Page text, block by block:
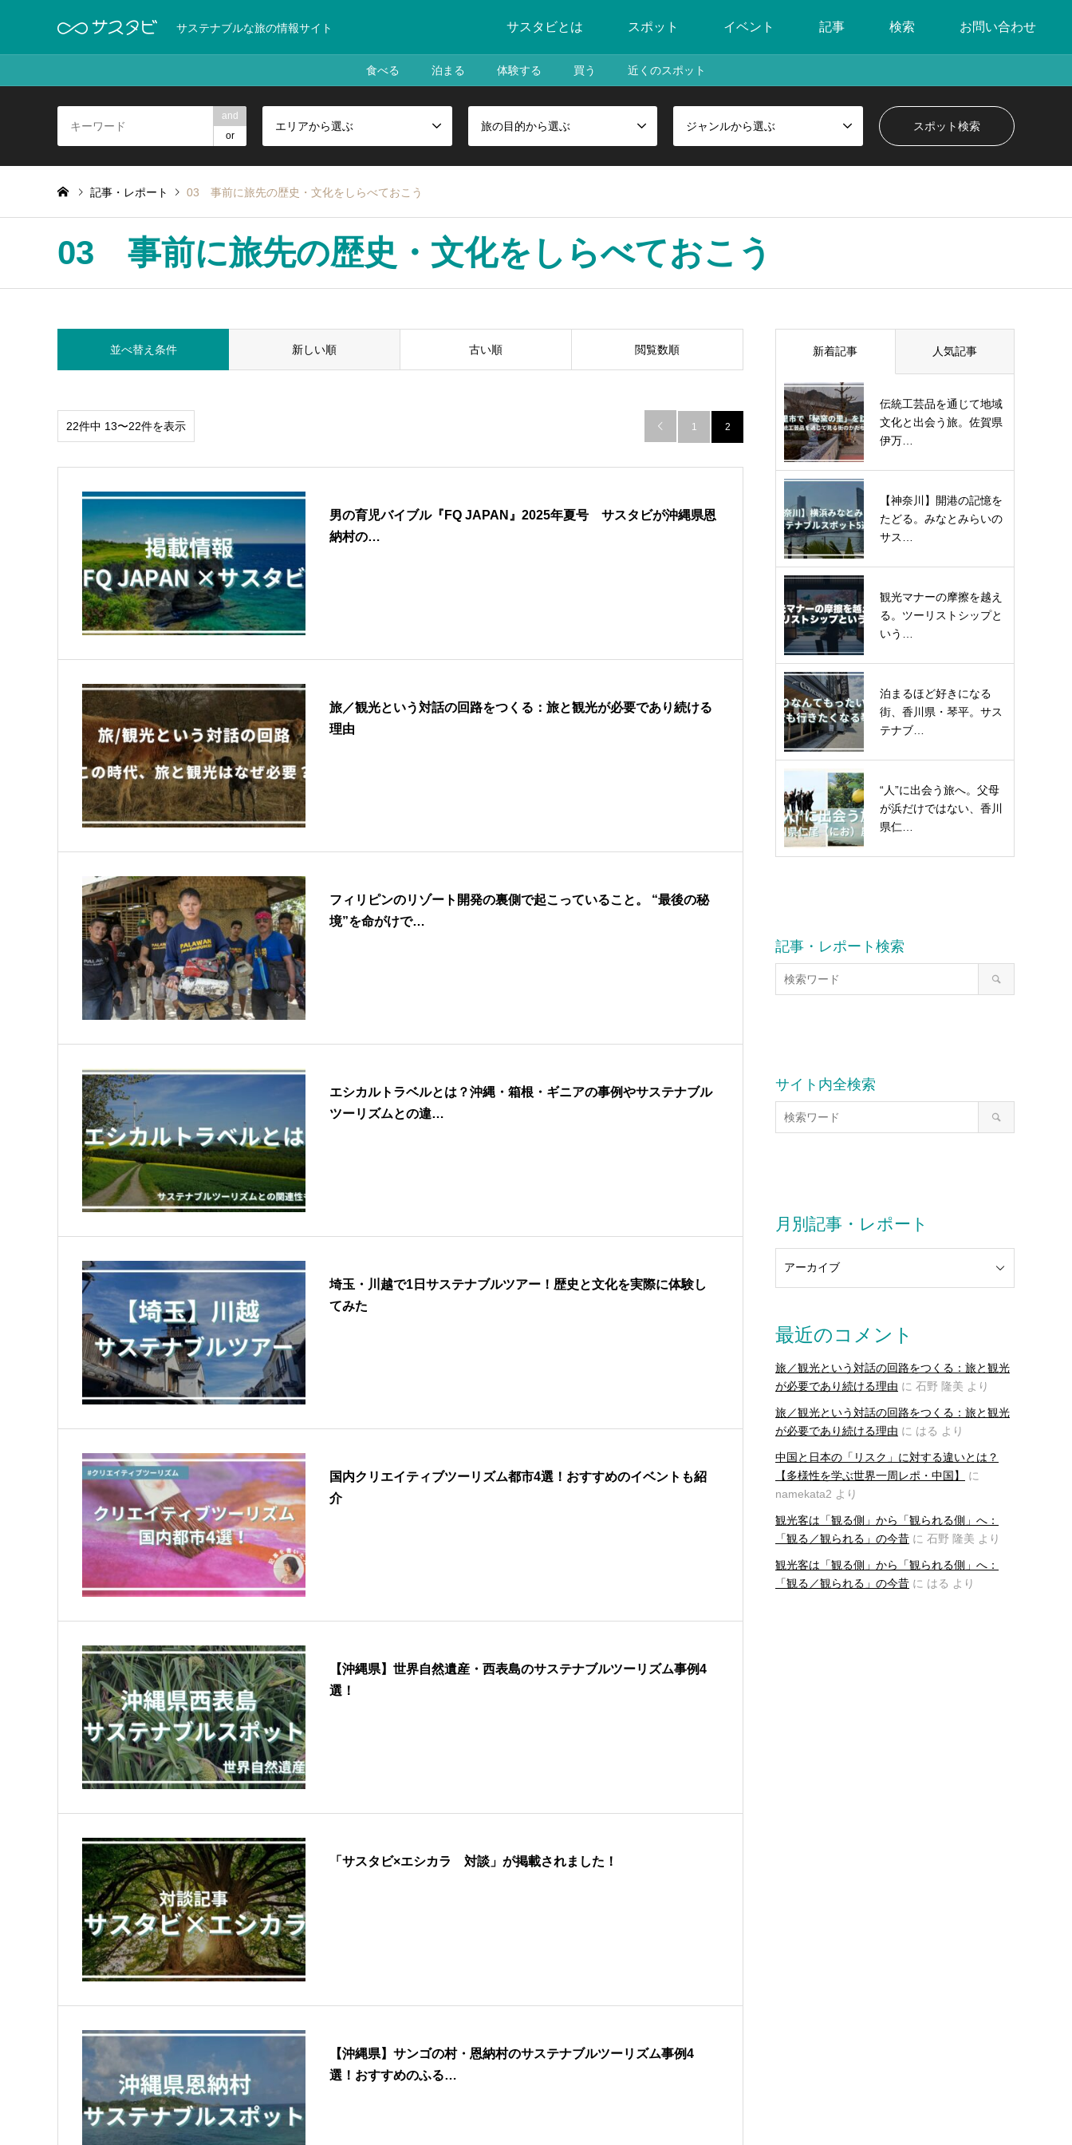
サステナブルな旅の情報サイト サスタビとは スポット イベント 記事 検索 お問い合わせ
食べる 泊まる 体験する 買う 近くのスポット
and
or
エリアから選ぶ 旅の目的から選ぶ ジャンルから選ぶ
記事・レポート 03 事前に旅先の歴史・文化をしらべておこう
03 事前に旅先の歴史・文化をしらべておこう
並べ替え条件 新しい順 古い順 閲覧数順
22件中 13〜22件を表示  1 2
男の育児バイブル『FQ JAPAN』2025年夏号 サスタビが沖縄県恩
納村の…
旅／観光という対話の回路をつくる：旅と観光が必要であり続ける
理由
フィリピンのリゾート開発の裏側で起こっていること。 “最後の秘
境”を命がけで…
エシカルトラベルとは？沖縄・箱根・ギニアの事例やサステナブル
ツーリズムとの違…
埼玉・川越で1日サステナブルツアー！歴史と文化を実際に体験し
てみた
国内クリエイティブツーリズム都市4選！おすすめのイベントも紹
介
【沖縄県】世界自然遺産・西表島のサステナブルツーリズム事例4
選！
「サスタビ×エシカラ 対談」が掲載されました！
【沖縄県】サンゴの村・恩納村のサステナブルツーリズム事例4
選！おすすめのふる…
新着記事 人気記事
伝統工芸品を通じて地域
文化と出会う旅。佐賀県
伊万…
【神奈川】開港の記憶を
たどる。みなとみらいの
サス…
観光マナーの摩擦を越え
る。ツーリストシップと
いう…
泊まるほど好きになる
街、香川県・琴平。サス
テナブ…
“人”に出会う旅へ。父母
が浜だけではない、香川
県仁…
記事・レポート検索
サイト内全検索
月別記事・レポート
最近のコメント
旅／観光という対話の回路をつくる：旅と観光
が必要であり続ける理由 に 石野 隆美 より
旅／観光という対話の回路をつくる：旅と観光
が必要であり続ける理由 に はる より
中国と日本の「リスク」に対する違いとは？
【多様性を学ぶ世界一周レポ・中国】
に
namekata2 より
観光客は「観る側」から「観られる側」へ：
「観る／観られる」の今昔 に 石野 隆美 より
観光客は「観る側」から「観られる側」へ：
「観る／観られる」の今昔 に はる より